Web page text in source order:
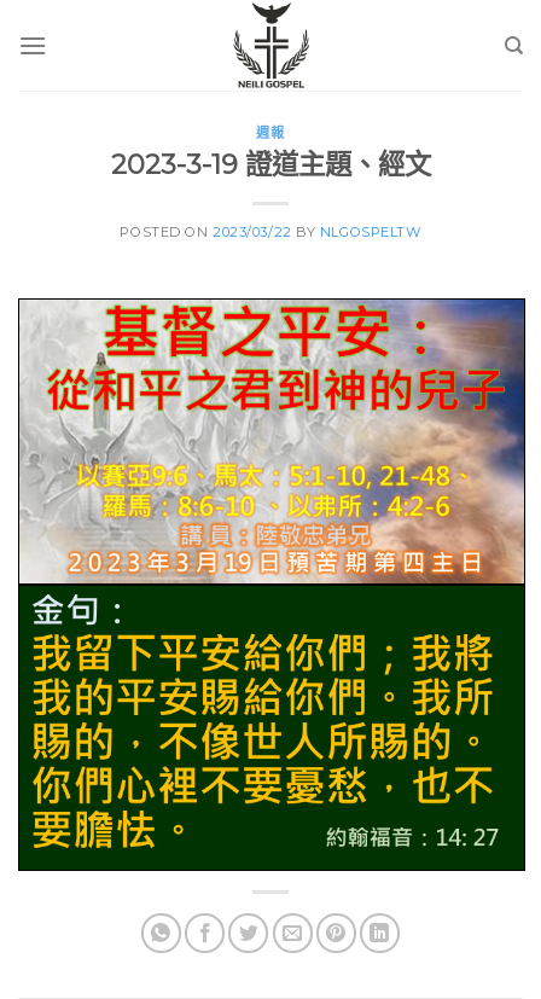
週報
2023-3-19 證道主題、經文
POSTED ON2023/03/22 BY NLGOSPELTW